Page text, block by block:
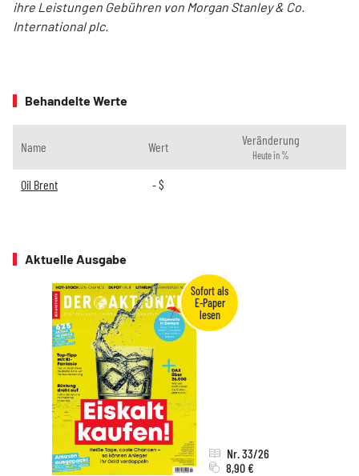
ihre Leistungen Gebühren von Morgan Stanley & Co.
International plc.
Behandelte Werte
Name Wert Veränderung
Heute in %
Oil Brent -$
Aktuelle Ausgabe
Nr. 33/26
8,90 €